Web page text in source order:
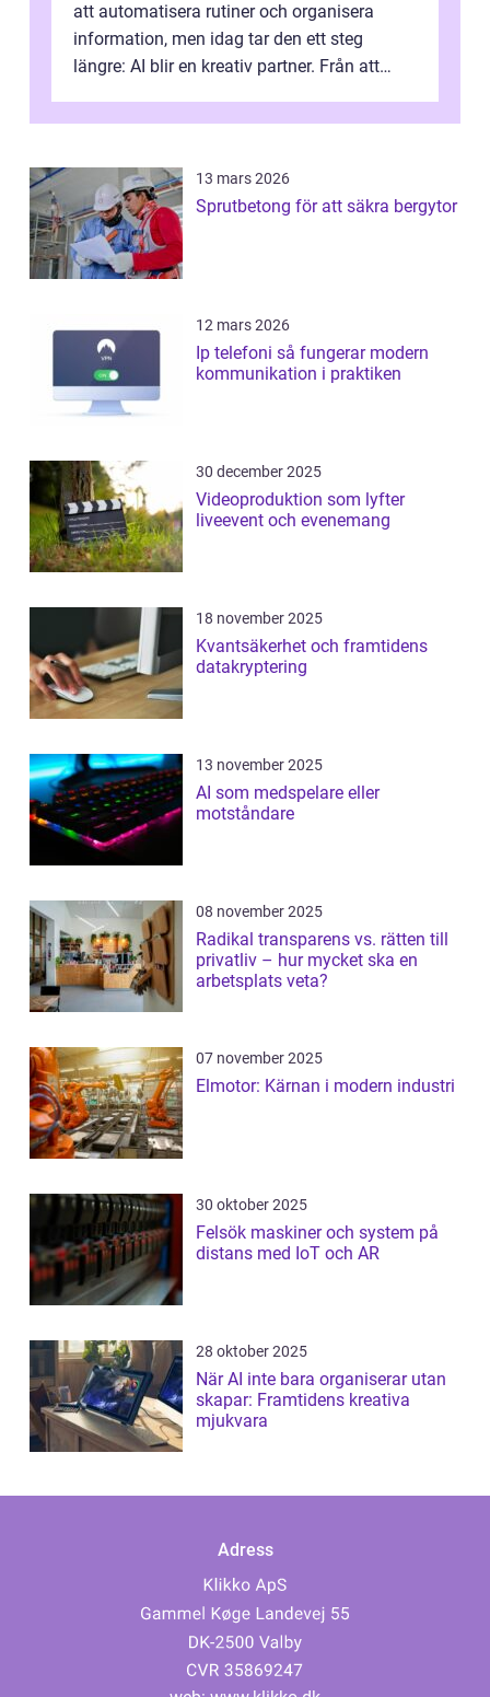
att automatisera rutiner och organisera
information, men idag tar den ett steg
längre: AI blir en kreativ partner. Från att
13 mars 2026
Sprutbetong för att säkra bergytor
12 mars 2026
Ip telefoni så fungerar modern
kommunikation i praktiken
30 december 2025
Videoproduktion som lyfter
liveevent och evenemang
18 november 2025
Kvantsäkerhet och framtidens
datakryptering
13 november 2025
AI som medspelare eller
motståndare
08 november 2025
Radikal transparens vs. rätten till
privatliv – hur mycket ska en
arbetsplats veta?
07 november 2025
Elmotor: Kärnan i modern industri
30 oktober 2025
Felsök maskiner och system på
distans med IoT och AR
28 oktober 2025
När AI inte bara organiserar utan
skapar: Framtidens kreativa
mjukvara
Adress